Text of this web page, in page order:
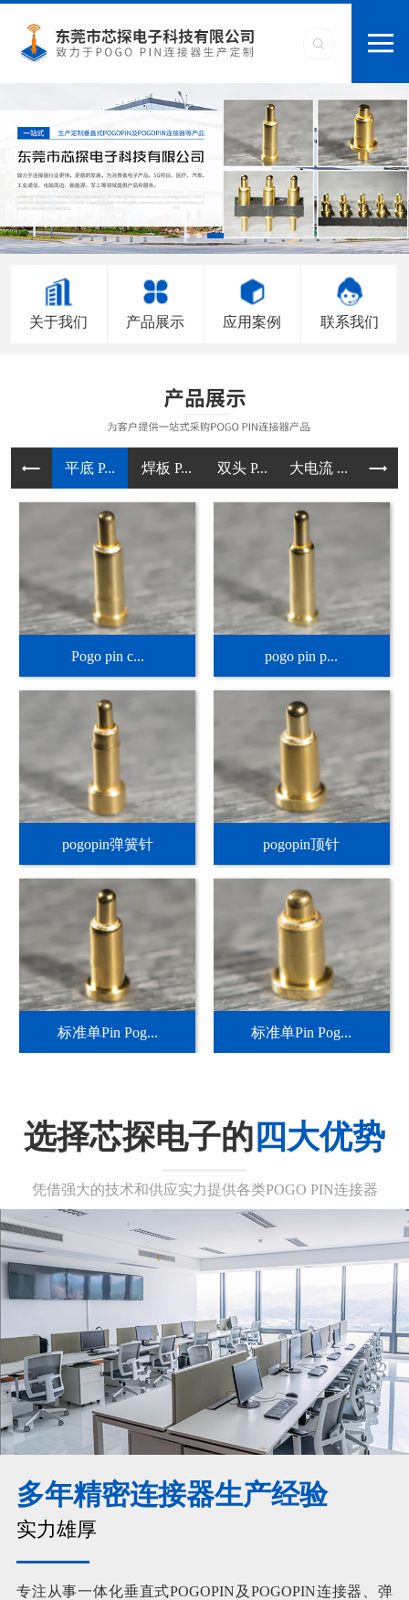
关于我们 产品展示 应用案例 联系我们
平底 P... 焊板 P... 双头 P... 大电流 ... 直立
Pogo pin c... pogo pin p...
pogopin弹簧针 pogopin顶针
标准单Pin Pog... 标准单Pin Pog...
选择芯探电子的 四大优势
凭借强大的技术和供应实力提供各类POGO PIN连接器
多年精密连接器生产经验
实力雄厚
专注从事一体化垂直式POGOPIN及POGOPIN连接器、弹